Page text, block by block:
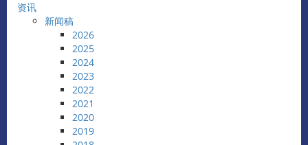
资讯
新闻稿
2026
2025
2024
2023
2022
2021
2020
2019